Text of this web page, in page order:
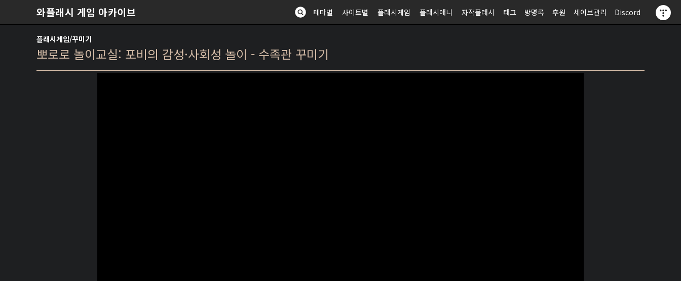
와플래시 게임 아카이브 테마별 사이트별 플래시게임 플래시애니 자작플래시 태그 방명록 후원 세이브관리 Discord
플래시게임/꾸미기
뽀로로 놀이교실: 포비의 감성·사회성 놀이 - 수족관 꾸미기